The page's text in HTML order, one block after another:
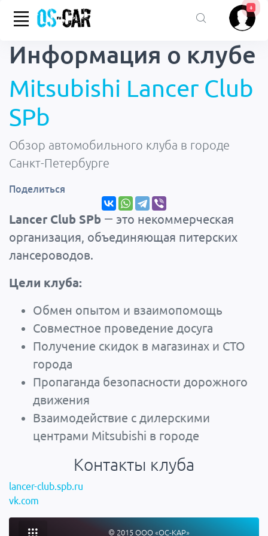
+
Информация о клубе
Mitsubishi Lancer Club
SPb
Обзор автомобильного клуба в городе
Санкт-Петербурге
Поделиться
Lancer Club SPb — это некоммерческая
организация, объединяющая питерских
лансероводов.
Цели клуба:
Обмен опытом и взаимопомощь
Совместное проведение досуга
Получение скидок в магазинах и СТО
города
Пропаганда безопасности дорожного
движения
Взаимодействие с дилерскими
центрами Mitsubishi в городе
Контакты клуба
lancer-club.spb.ru
vk.com
© 2015 ООО «ОС-КАР»